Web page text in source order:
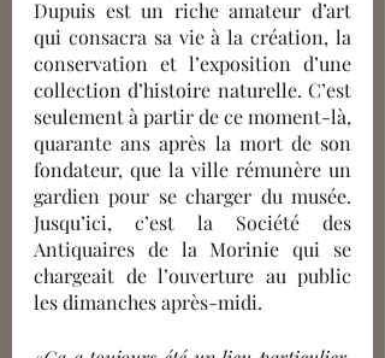
Dupuis est un riche amateur d’art
qui consacra sa vie à la création, la
conservation et l’exposition d’une
collection d’histoire naturelle. C’est
seulement à partir de ce moment-là,
quarante ans après la mort de son
fondateur, que la ville rémunère un
gardien pour se charger du musée.
Jusqu’ici, c’est la Société des
Antiquaires de la Morinie qui se
chargeait de l’ouverture au public
les dimanches après-midi.